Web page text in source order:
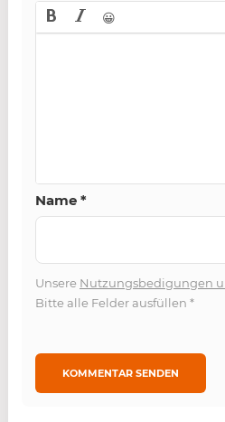
😀
Name *
Unsere Nutzungsbedigungen
Bitte alle Felder ausfüllen *